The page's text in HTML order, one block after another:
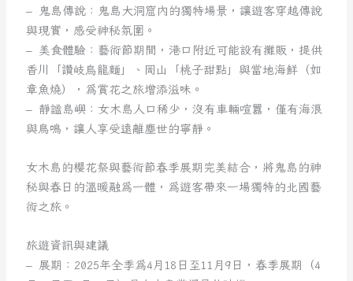
– 鬼島傳說：鬼島大洞窟內的獨特場景，讓遊客穿越傳說
與現實，感受神秘氛圍。
– 美食體驗：藝術節期間，港口附近可能設有攤販，提供
香川「讚岐烏龍麵」、岡山「桃子甜點」與當地海鮮（如
章魚燒），為賞花之旅增添滋味。
– 靜謐島嶼：女木島人口稀少，沒有車輛喧囂，僅有海浪
與鳥鳴，讓人享受遠離塵世的寧靜。
女木島的櫻花祭與藝術節春季展期完美結合，將鬼島的神
秘與春日的溫暖融為一體，為遊客帶來一場獨特的北國藝
術之旅。
旅遊資訊與建議
– 展期：2025年全季為4月18日至11月9日，春季展期（4